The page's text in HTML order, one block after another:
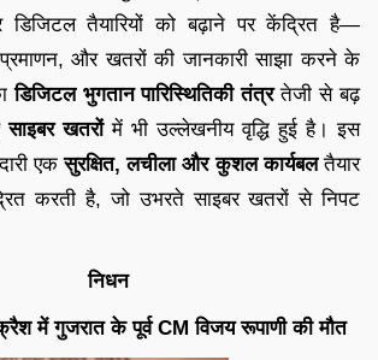
तैयारियों को बढ़ाने पर केंद्रित है—
प्रमाणन, और खतरों की जानकारी साझा करने के
डिजिटल भुगतान पारिस्थितिकी तंत्रतेजी से बढ़
साइबर खतरोंमें भी उल्लेखनीय वृद्धि हुई है। इस
एकसुरक्षित, लचीला और कुशल कार्यबलतैयार
करती है, जो उभरते साइबर खतरों से निपट
निधन
में गुजरात के पूर्व CM विजय रूपाणी की मौत